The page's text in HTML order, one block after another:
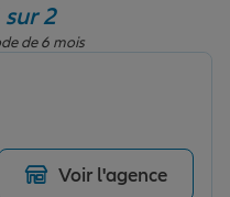
2
de 6 mois
Voir l'agence